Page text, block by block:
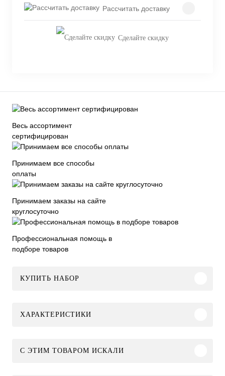
Рассчитать доставку
Сделайте скидку
Весь ассортимент
сертифицирован
Принимаем все способы
оплаты
Принимаем заказы на сайте
круглосуточно
Профессиональная помощь в
подборе товаров
КУПИТЬ НАБОР
ХАРАКТЕРИСТИКИ
C ЭТИМ ТОВАРОМ ИСКАЛИ